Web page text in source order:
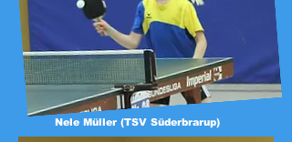
Nele Müller (TSV Süderbrarup)